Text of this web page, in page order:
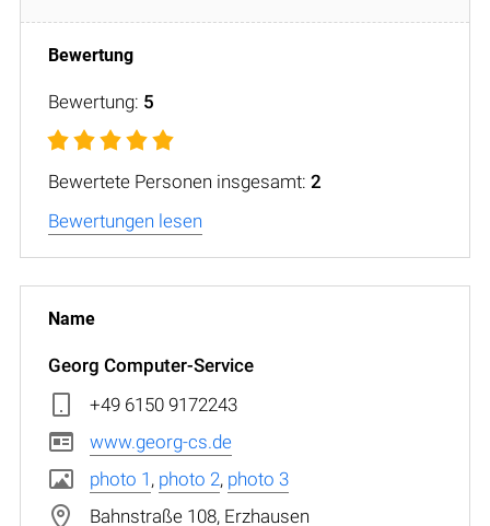
Bewertung: 5
Bewertete Personen insgesamt: 2
Bewertungen lesen
Georg Computer-Service
+49 6150 9172243
www.georg-cs.de
photo 1 , photo 2, photo 3
Bahnstraße 108, Erzhausen